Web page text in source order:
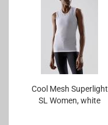
Cool Mesh Su­per­light
SL Women, white